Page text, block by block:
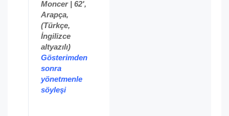
Moncer | 62',
Arapça,
(Türkçe,
İngilizce
altyazılı)
Gösterimden
sonra
yönetmenle
söyleşi